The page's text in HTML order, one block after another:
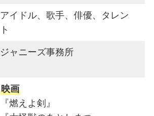
アイドル、歌手、俳優、タレン
ト
ジャニーズ事務所
映画
『燃えよ剣』